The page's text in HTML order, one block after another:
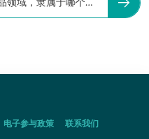
领域，隶属于哪个机
电子参与政策
联系我们